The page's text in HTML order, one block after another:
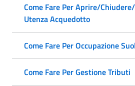
Come Fare Per Aprire/
Utenza Acquedotto
Come Fare Per Occupazione
Come Fare Per Gestione Tributi